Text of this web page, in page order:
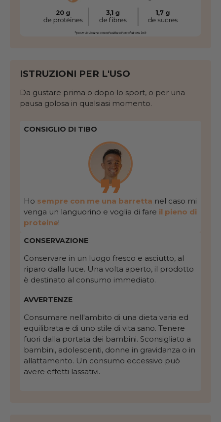
ISTRUZIONI PER L'USO
Da gustare prima o dopo lo sport, o per una
pausa golosa in qualsiasi momento.
CONSIGLIO DI TIBO
Ho sempre con me una barretta nel caso mi
venga un languorino e voglia di fare il pieno di
proteine!
CONSERVAZIONE
Conservare in un luogo fresco e asciutto, al
riparo dalla luce. Una volta aperto, il prodotto
è destinato al consumo immediato.
AVVERTENZE
Consumare nell'ambito di una dieta varia ed
equilibrata e di uno stile di vita sano. Tenere
fuori dalla portata dei bambini. Sconsigliato a
bambini, adolescenti, donne in gravidanza o in
allattamento. Un consumo eccessivo può
avere effetti lassativi.